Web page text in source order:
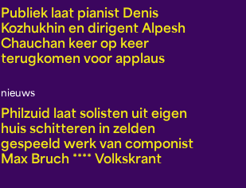
Publiek laat pianist Denis
Kozhukhin en dirigent Alpesh
Chauchan keer op keer
terugkomen voor applaus
nieuws
Philzuid laat solisten uit eigen
huis schitteren in zelden
gespeeld werk van componist
Max Bruch **** Volkskrant